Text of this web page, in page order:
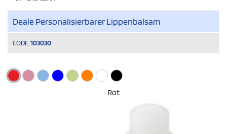
Deale Personalisierbarer Lippenbalsam
CODE. 103030
Rot